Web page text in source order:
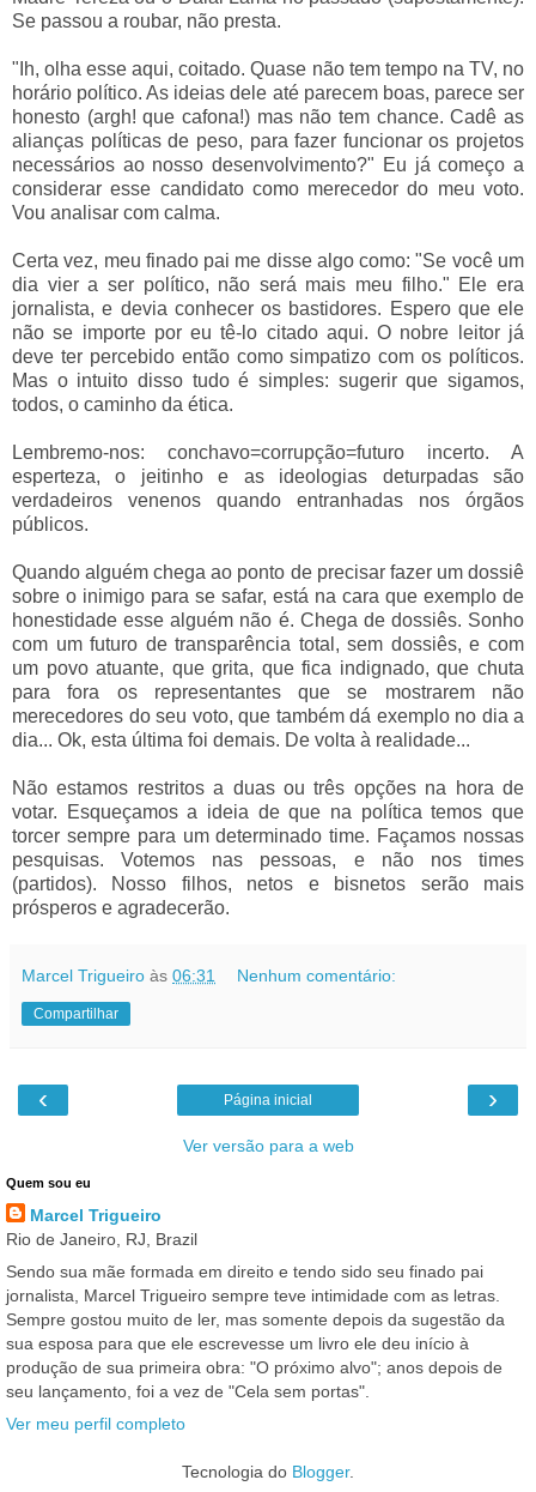
Se passou a roubar, não presta.
"Ih, olha esse aqui, coitado. Quase não tem tempo na TV, no
horário político. As ideias dele até parecem boas, parece ser
honesto (argh! que cafona!) mas não tem chance. Cadê as
alianças políticas de peso, para fazer funcionar os projetos
necessários ao nosso desenvolvimento?" Eu já começo a
considerar esse candidato como merecedor do meu voto.
Vou analisar com calma.
Certa vez, meu finado pai me disse algo como: "Se você um
dia vier a ser político, não será mais meu filho." Ele era
jornalista, e devia conhecer os bastidores. Espero que ele
não se importe por eu tê-lo citado aqui. O nobre leitor já
deve ter percebido então como simpatizo com os políticos.
Mas o intuito disso tudo é simples: sugerir que sigamos,
todos, o caminho da ética.
Lembremo-nos: conchavo=corrupção=futuro incerto. A
esperteza, o jeitinho e as ideologias deturpadas são
verdadeiros venenos quando entranhadas nos órgãos
públicos.
Quando alguém chega ao ponto de precisar fazer um dossiê
sobre o inimigo para se safar, está na cara que exemplo de
honestidade esse alguém não é. Chega de dossiês. Sonho
com um futuro de transparência total, sem dossiês, e com
um povo atuante, que grita, que fica indignado, que chuta
para fora os representantes que se mostrarem não
merecedores do seu voto, que também dá exemplo no dia a
dia... Ok, esta última foi demais. De volta à realidade...
Não estamos restritos a duas ou três opções na hora de
votar. Esqueçamos a ideia de que na política temos que
torcer sempre para um determinado time. Façamos nossas
pesquisas. Votemos nas pessoas, e não nos times
(partidos). Nosso filhos, netos e bisnetos serão mais
prósperos e agradecerão.
Marcel Trigueiro às 06:31 Nenhum comentário:
Compartilhar
‹ ›
Página inicial
Ver versão para a web
Quem sou eu
Marcel Trigueiro
Rio de Janeiro, RJ, Brazil
Sendo sua mãe formada em direito e tendo sido seu finado pai
jornalista, Marcel Trigueiro sempre teve intimidade com as letras.
Sempre gostou muito de ler, mas somente depois da sugestão da
sua esposa para que ele escrevesse um livro ele deu início à
produção de sua primeira obra: "O próximo alvo"; anos depois de
seu lançamento, foi a vez de "Cela sem portas".
Ver meu perfil completo
Tecnologia do Blogger.